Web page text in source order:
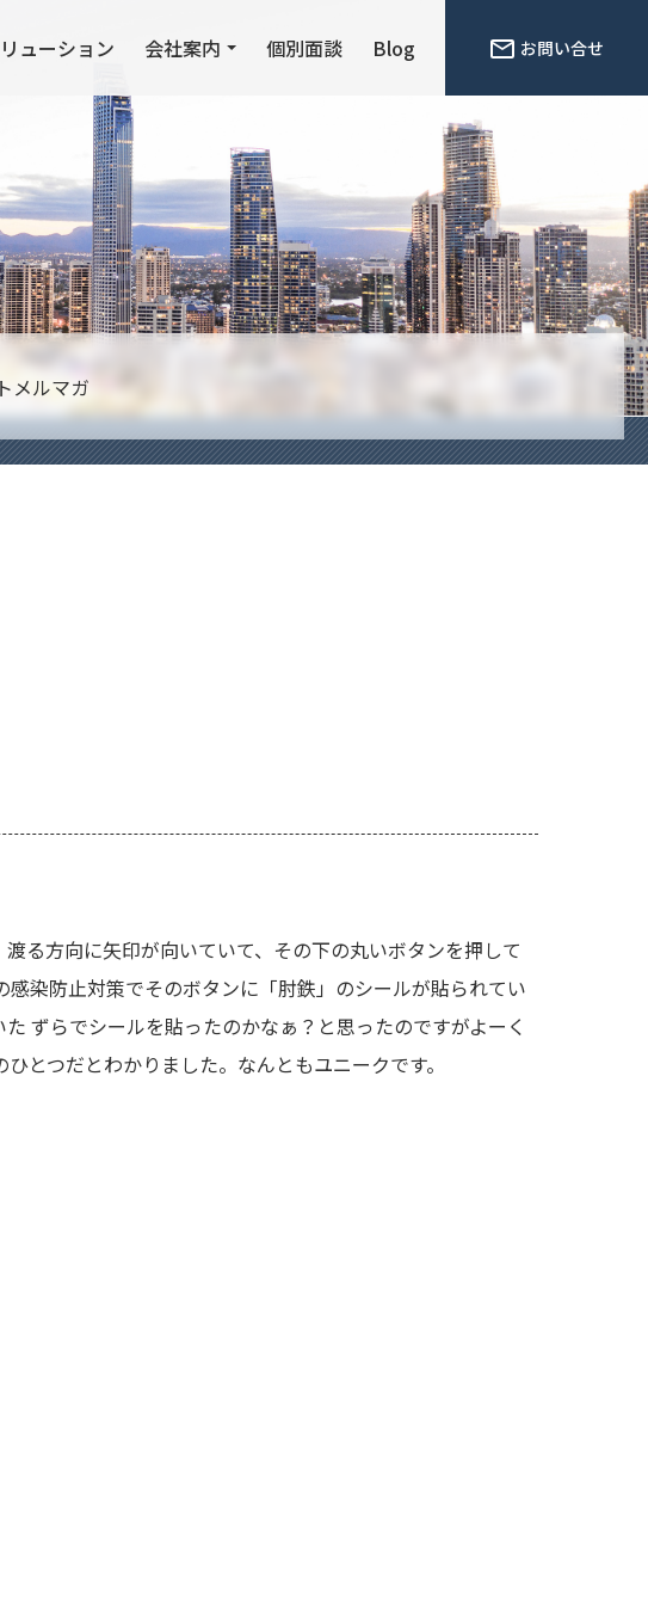
ューション 会社案内 個別面談 Blog お問い合せ
メルマガ
る方向に矢印が向いていて、その下の丸いボタンを押して
染防止対策でそのボタンに「肘鉄」のシールが貼られてい
ずらでシールを貼ったのかなぁ？と思ったのですがよーく
とつだとわかりました。なんともユニークです。